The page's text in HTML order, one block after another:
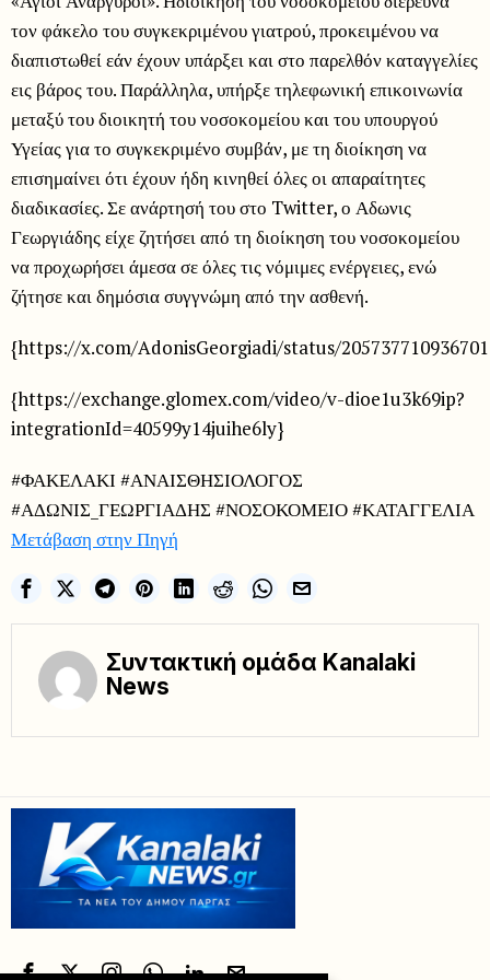
τον φάκελο του συγκεκριμένου γιατρού, προκειμένου να
διαπιστωθεί εάν έχουν υπάρξει και στο παρελθόν καταγγελίες
εις βάρος του. Παράλληλα, υπήρξε τηλεφωνική επικοινωνία
μεταξύ του διοικητή του νοσοκομείου και του υπουργού
Υγείας για το συγκεκριμένο συμβάν, με τη διοίκηση να
επισημαίνει ότι έχουν ήδη κινηθεί όλες οι απαραίτητες
διαδικασίες. Σε ανάρτησή του στο Twitter, ο Αδωνις
Γεωργιάδης είχε ζητήσει από τη διοίκηση του νοσοκομείου
να προχωρήσει άμεσα σε όλες τις νόμιμες ενέργειες, ενώ
ζήτησε και δημόσια συγγνώμη από την ασθενή.
{https://x.com/AdonisGeorgiadi/status/
{https://exchange.glomex.com/video/v-dioe1u3k69ip?
integrationId=40599y14juihe6ly}
#ΦΑΚΕΛΑΚΙ #ΑΝΑΙΣΘΗΣΙΟΛΟΓΟΣ
#ΑΔΩΝΙΣ_ΓΕΩΡΓΙΑΔΗΣ #ΝΟΣΟΚΟΜΕΙΟ #ΚΑΤΑΓΓΕΛΙΑ
Μετάβαση στην Πηγή
Συντακτική ομάδα Kanalaki
News